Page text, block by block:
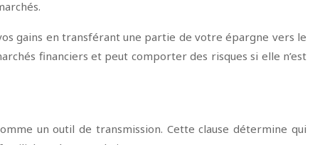
gains en transférant une partie de votre épargne vers le
financiers et peut comporter des risques si elle n’est
un outil de transmission. Cette clause détermine qui